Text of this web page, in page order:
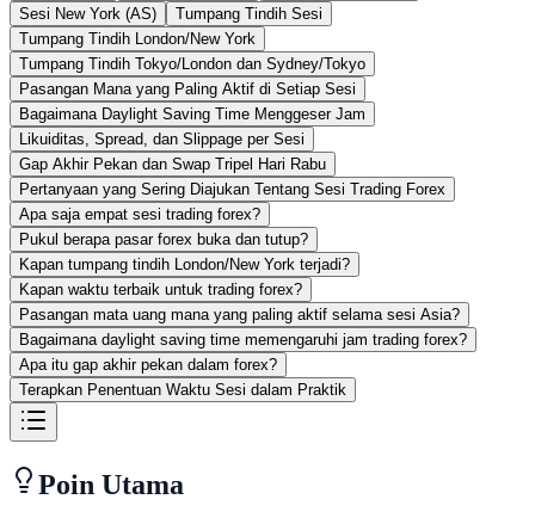
Sesi New York (AS)
Tumpang Tindih Sesi
Tumpang Tindih London/New York
Tumpang Tindih Tokyo/London dan Sydney/Tokyo
Pasangan Mana yang Paling Aktif di Setiap Sesi
Bagaimana Daylight Saving Time Menggeser Jam
Likuiditas, Spread, dan Slippage per Sesi
Gap Akhir Pekan dan Swap Tripel Hari Rabu
Pertanyaan yang Sering Diajukan Tentang Sesi Trading Forex
Apa saja empat sesi trading forex?
Pukul berapa pasar forex buka dan tutup?
Kapan tumpang tindih London/New York terjadi?
Kapan waktu terbaik untuk trading forex?
Pasangan mata uang mana yang paling aktif selama sesi Asia?
Bagaimana daylight saving time memengaruhi jam trading forex?
Apa itu gap akhir pekan dalam forex?
Terapkan Penentuan Waktu Sesi dalam Praktik
Poin Utama